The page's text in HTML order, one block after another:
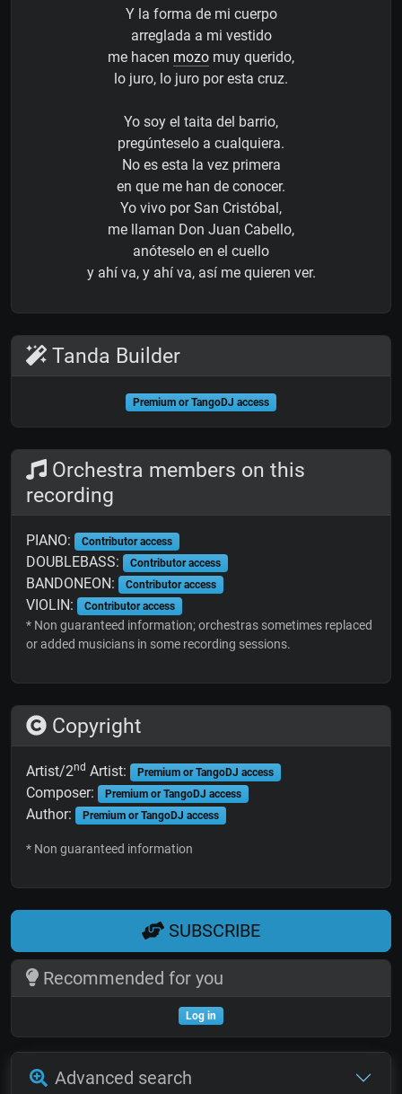
Y la forma de mi cuerpo
arreglada a mi vestido
me hacen mozo muy querido,
lo juro, lo juro por esta cruz.
Yo soy el taita del barrio,
pregúnteselo a cualquiera.
No es esta la vez primera
en que me han de conocer.
Yo vivo por San Cristóbal,
me llaman Don Juan Cabello,
anóteselo en el cuello
y ahí va, y ahí va, así me quieren ver.
Tanda Builder
Premium or TangoDJ access
Orchestra members on this
recording
PIANO: Contributor access
DOUBLEBASS: Contributor access
BANDONEON: Contributor access
VIOLIN: Contributor access
* Non guaranteed information; orchestras sometimes replaced
or added musicians in some recording sessions.
Copyright
Artist/2nd Artist: Premium or TangoDJ access
Composer: Premium or TangoDJ access
Author: Premium or TangoDJ access
* Non guaranteed information
SUBSCRIBE
Recommended for you
Log in
Advanced search